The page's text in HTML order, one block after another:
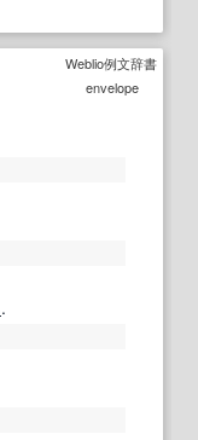
Weblio例文辞書
envelope
.